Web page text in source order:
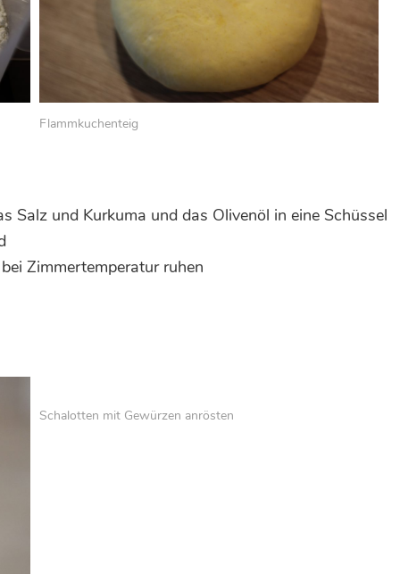
Flammkuchenteig
Salz und Kurkuma und das Olivenöl in eine Schüssel
Zimmertemperatur ruhen
Schalotten mit Gewürzen anrösten